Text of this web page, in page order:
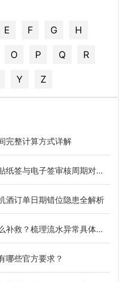
E F G H
O P Q R
Y Z
完整计算方式详解
与电子签审核周期对比参考
酒订单日期错位隐患全解析
救？梳理流水异常具体类型
哪些官方要求？